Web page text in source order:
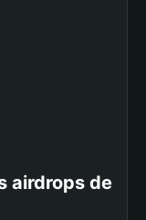
airdrops de